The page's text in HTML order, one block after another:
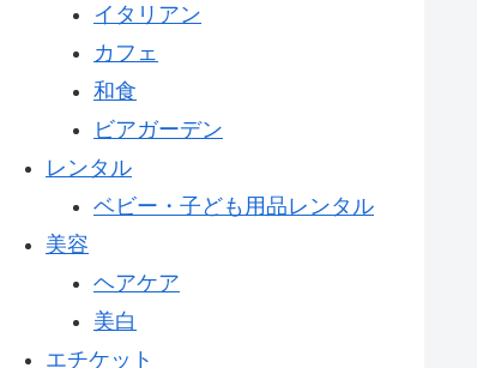
イタリアン
カフェ
和食
ビアガーデン
レンタル
ベビー・子ども用品レンタル
美容
ヘアケア
美白
エチケット